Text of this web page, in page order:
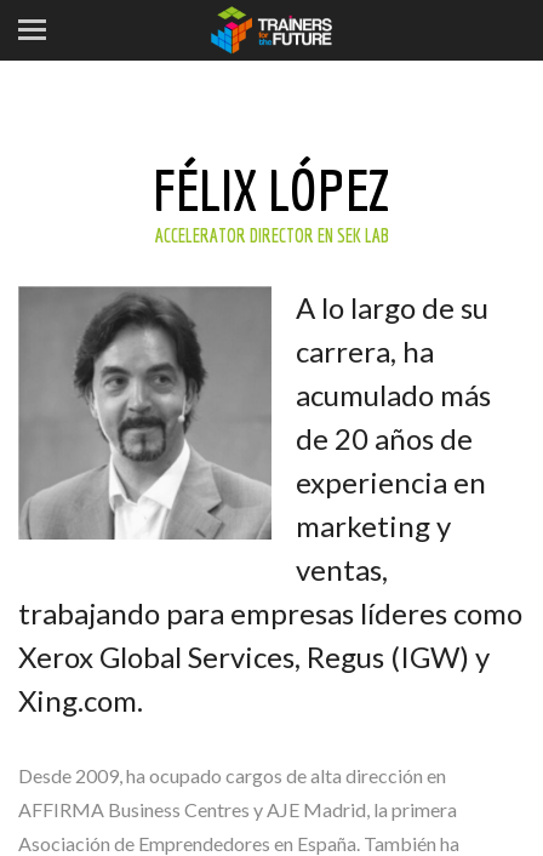
FÉLIX LÓPEZ
ACCELERATOR DIRECTOR EN SEK LAB
A lo largo de su
carrera, ha
acumulado más
de 20 años de
experiencia en
marketing y
ventas,
trabajando para empresas líderes como
Xerox Global Services, Regus (IGW) y
Xing.com.
Desde 2009, ha ocupado cargos de alta dirección en
AFFIRMA Business Centres y AJE Madrid, la primera
Asociación de Emprendedores en España. También ha